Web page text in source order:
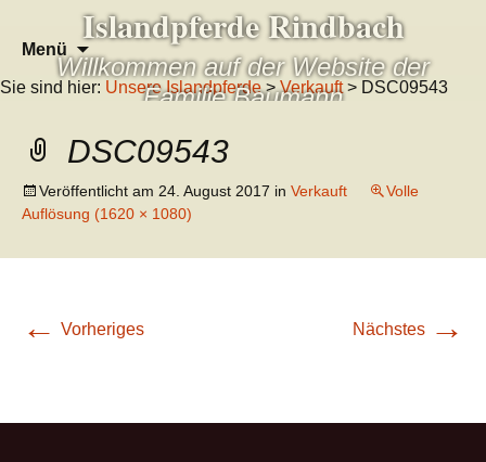
Islandpferde Rindbach
Willkommen auf der Website der
Familie Baumann
Menü
Zum
Inhalt
springen
nach:
Sie sind hier: Unsere Islandpferde>Verkauft> DSC09543
DSC09543
Veröffentlicht am 24. August 2017 in Verkauft
Volle
Auflösung (1620 × 1080)
← Vorheriges Nächstes →